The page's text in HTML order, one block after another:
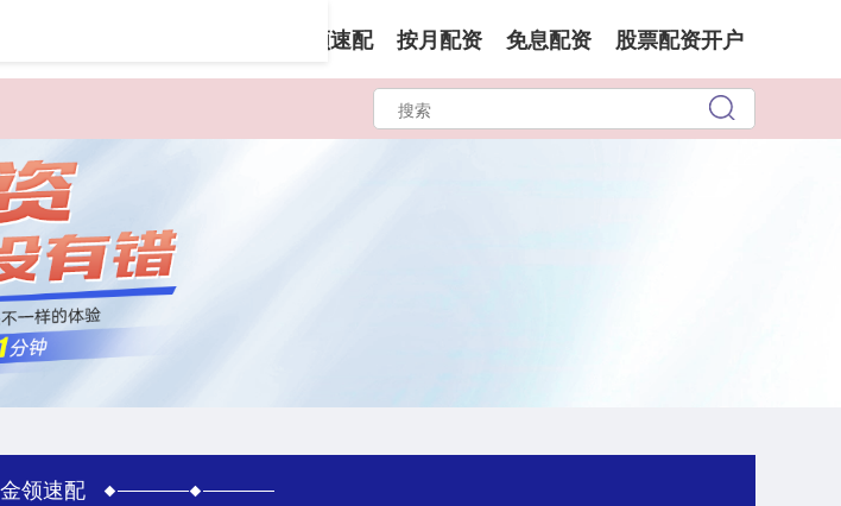
金领速配 按月配资 免息配资 股票配资开户
金领速配